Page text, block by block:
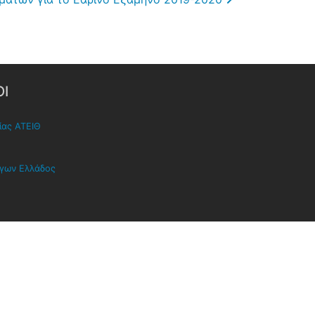
ΑΤΕΙΘ
Ελλάδος